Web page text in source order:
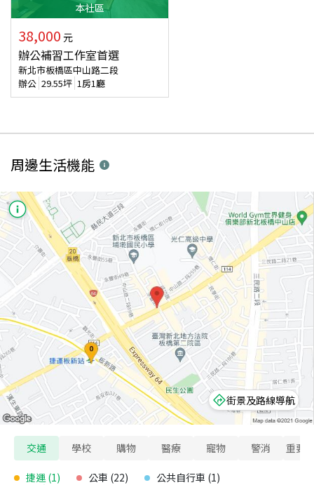
本社區
38,000 元
辦公補習工作室首選
新北市板橋區中山路二段
辦公 29.55坪 1房1廳
周邊生活機能
街景及路線導航
交通 學校 購物 醫療 寵物 警消 重要
捷運 (1) 公車 (22) 公共自行車 (1)